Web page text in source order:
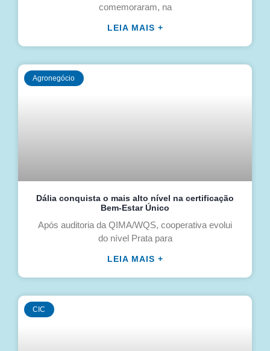
comemoraram, na
LEIA MAIS +
Agronegócio
Dália conquista o mais alto nível na certificação
Bem-Estar Único
Após auditoria da QIMA/WQS, cooperativa evolui
do nível Prata para
LEIA MAIS +
CIC